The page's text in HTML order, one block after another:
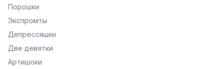
Порошки
Экспромты
Депрессяшки
Две девятки
Артишоки